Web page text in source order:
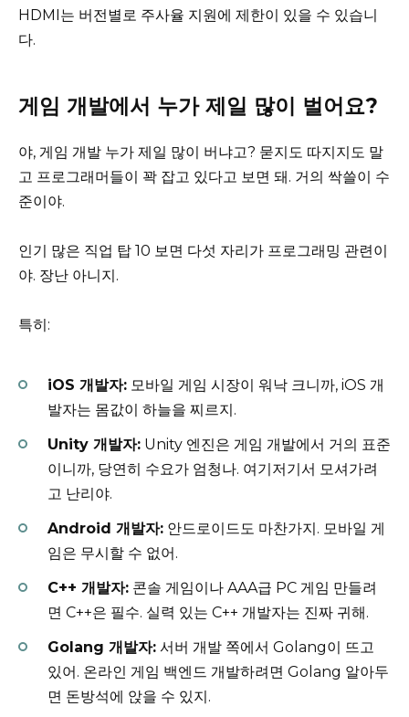
HDMI는 버전별로 주사율 지원에 제한이 있을 수 있습니
다.
게임 개발에서 누가 제일 많이 벌어요?
야, 게임 개발 누가 제일 많이 버냐고? 묻지도 따지지도 말
고 프로그래머들이 꽉 잡고 있다고 보면 돼. 거의 싹쓸이 수
준이야.
인기 많은 직업 탑 10 보면 다섯 자리가 프로그래밍 관련이
야. 장난 아니지.
특히:
iOS 개발자: 모바일 게임 시장이 워낙 크니까, iOS 개
발자는 몸값이 하늘을 찌르지.
Unity 개발자: Unity 엔진은 게임 개발에서 거의 표준
이니까, 당연히 수요가 엄청나. 여기저기서 모셔가려
고 난리야.
Android 개발자: 안드로이드도 마찬가지. 모바일 게
임은 무시할 수 없어.
C++ 개발자: 콘솔 게임이나 AAA급 PC 게임 만들려
면 C++은 필수. 실력 있는 C++ 개발자는 진짜 귀해.
Golang 개발자: 서버 개발 쪽에서 Golang이 뜨고
있어. 온라인 게임 백엔드 개발하려면 Golang 알아두
면 돈방석에 앉을 수 있지.